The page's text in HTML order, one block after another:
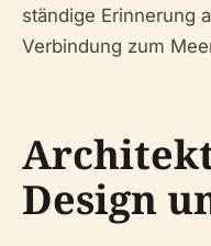
ständige Erinnerung
Verbindung zum
Design